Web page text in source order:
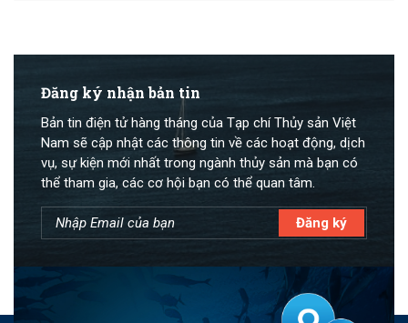
Đăng ký nhận bản tin
Bản tin điện tử hàng tháng của Tạp chí Thủy sản Việt
Nam sẽ cập nhật các thông tin về các hoạt động, dịch
vụ, sự kiện mới nhất trong ngành thủy sản mà bạn có
thể tham gia, các cơ hội bạn có thể quan tâm.